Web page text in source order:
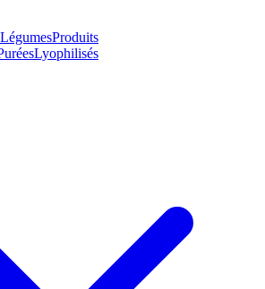
LégumesProduits
Lyophilisés